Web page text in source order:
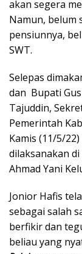
akan segera
Namun, belum
pensiunnya,
SWT.
Selepas
dan Bupati
Tajuddin,
Pemerintah
Kamis (11/5/
dilaksanakan
Ahmad Yani
Jonior Hafis
sebagai salah
berfikir dan
beliau yang